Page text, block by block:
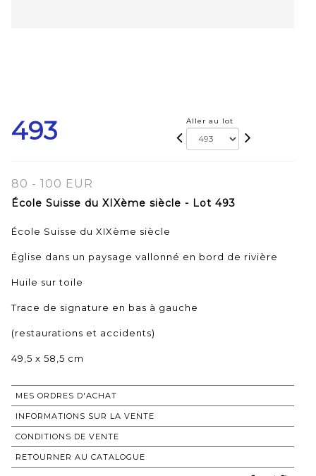
493 Aller au lot
80 - 100 EUR
École Suisse du XIXème siècle - Lot 493
École Suisse du XIXème siècle
Église dans un paysage vallonné en bord de rivière
Huile sur toile
Trace de signature en bas à gauche
(restaurations et accidents)
49,5 x 58,5 cm
MES ORDRES D'ACHAT
INFORMATIONS SUR LA VENTE
CONDITIONS DE VENTE
RETOURNER AU CATALOGUE